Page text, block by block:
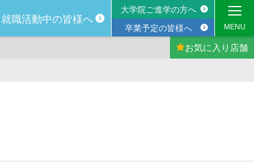
就職活動中の皆様へ
大学院ご進学の方へ
卒業予定の皆様へ
お気に入り 店舗
MENU